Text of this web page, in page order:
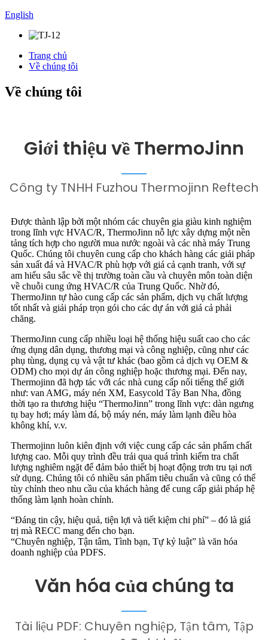
English
Trang chủ
Về chúng tôi
Về chúng tôi
Giới thiệu về ThermoJinn
Công ty TNHH Fuzhou Thermojinn Reftech
Được thành lập bởi một nhóm các chuyên gia giàu kinh nghiệm
trong lĩnh vực HVAC/R, ThermoJinn nỗ lực xây dựng một nền
tảng tích hợp cho người mua nước ngoài và các nhà máy Trung
Quốc. Chúng tôi chuyên cung cấp cho khách hàng các giải pháp
sản xuất đá và HVAC/R phù hợp với giá cả cạnh tranh, với sự
am hiểu sâu sắc về thị trường toàn cầu và chuyên môn toàn diện
về chuỗi cung ứng HVAC/R của Trung Quốc. Nhờ đó,
ThermoJinn tự hào cung cấp các sản phẩm, dịch vụ chất lượng
tốt nhất và giải pháp trọn gói cho các dự án với giá cả phải
chăng.
ThermoJinn cung cấp nhiều loại hệ thống hiệu suất cao cho các
ứng dụng dân dụng, thương mại và công nghiệp, cũng như các
phụ tùng, dụng cụ và vật tư khác (bao gồm cả dịch vụ OEM &
ODM) cho mọi dự án công nghiệp hoặc thương mại. Đến nay,
Thermojinn đã hợp tác với các nhà cung cấp nổi tiếng thế giới
như: van AMG, máy nén XM, Easycold Tây Ban Nha, đồng
thời tạo ra thương hiệu “ThermoJinn” trong lĩnh vực: dàn ngưng
tụ bay hơi; máy làm đá, bộ máy nén, máy làm lạnh điều hòa
không khí, v.v.
Thermojinn luôn kiên định với việc cung cấp các sản phẩm chất
lượng cao. Mỗi quy trình đều trải qua quá trình kiểm tra chất
lượng nghiêm ngặt để đảm bảo thiết bị hoạt động trơn tru tại nơi
sử dụng. Chúng tôi có nhiều sản phẩm tiêu chuẩn và cũng có thể
tùy chỉnh theo nhu cầu của khách hàng để cung cấp giải pháp hệ
thống làm lạnh hoàn chỉnh.
“Đáng tin cậy, hiệu quả, tiện lợi và tiết kiệm chi phí” – đó là giá
trị mà RECC mang đến cho bạn.
“Chuyên nghiệp, Tận tâm, Tình bạn, Tự kỷ luật” là văn hóa
doanh nghiệp của PDFS.
Văn hóa của chúng ta
Tài liệu PDF: Chuyên nghiệp, Tận tâm, Tập